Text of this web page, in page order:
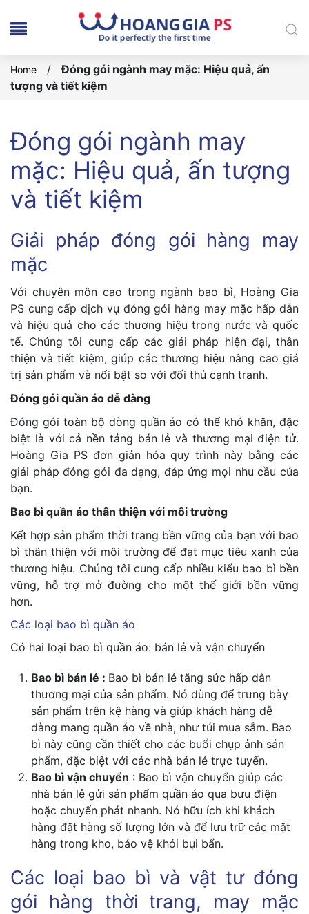
Home /
Đóng gói ngành may mặc: Hiệu quả, ấn
tượng và tiết kiệm
Đóng gói ngành may
mặc: Hiệu quả, ấn tượng
và tiết kiệm
Giải pháp đóng gói hàng may
mặc
Với chuyên môn cao trong ngành bao bì, Hoàng Gia
PS cung cấp dịch vụ đóng gói hàng may mặc hấp dẫn
và hiệu quả cho các thương hiệu trong nước và quốc
tế. Chúng tôi cung cấp các giải pháp hiện đại, thân
thiện và tiết kiệm, giúp các thương hiệu nâng cao giá
trị sản phẩm và nổi bật so với đối thủ cạnh tranh.
Đóng gói quần áo dễ dàng
Đóng gói toàn bộ dòng quần áo có thể khó khăn, đặc
biệt là với cả nền tảng bán lẻ và thương mại điện tử.
Hoàng Gia PS đơn giản hóa quy trình này bằng các
giải pháp đóng gói đa dạng, đáp ứng mọi nhu cầu của
bạn.
Bao bì quần áo thân thiện với môi trường
Kết hợp sản phẩm thời trang bền vững của bạn với bao
bì thân thiện với môi trường để đạt mục tiêu xanh của
thương hiệu. Chúng tôi cung cấp nhiều kiểu bao bì bền
vững, hỗ trợ mở đường cho một thế giới bền vững
hơn.
Các loại bao bì quần áo
Có hai loại bao bì quần áo: bán lẻ và vận chuyển
Bao bì bán lẻ : Bao bì bán lẻ tăng sức hấp dẫn
thương mại của sản phẩm. Nó dùng để trưng bày
sản phẩm trên kệ hàng và giúp khách hàng dễ
dàng mang quần áo về nhà, như túi mua sắm. Bao
bì này cũng cần thiết cho các buổi chụp ảnh sản
phẩm, đặc biệt với các nhà bán lẻ trực tuyến.
Bao bì vận chuyển : Bao bì vận chuyển giúp các
nhà bán lẻ gửi sản phẩm quần áo qua bưu điện
hoặc chuyển phát nhanh. Nó hữu ích khi khách
hàng đặt hàng số lượng lớn và để lưu trữ các mặt
hàng trong kho, bảo vệ khỏi bụi bẩn.
Các loại bao bì và vật tư đóng
gói hàng thời trang, may mặc